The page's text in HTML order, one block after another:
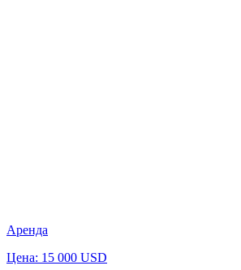
Аренда
Цена: 15 000 USD